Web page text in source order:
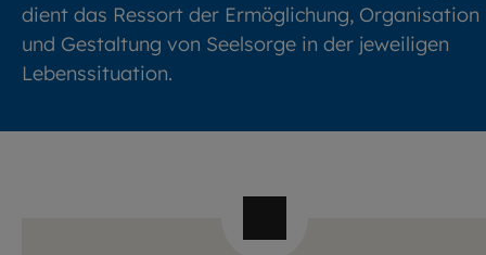
dient das Ressort der Ermöglichung, Organisation
und Gestaltung von Seelsorge in der jeweiligen
Lebenssituation.